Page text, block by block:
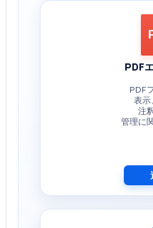
PDF
PDF
表示
注
管理に